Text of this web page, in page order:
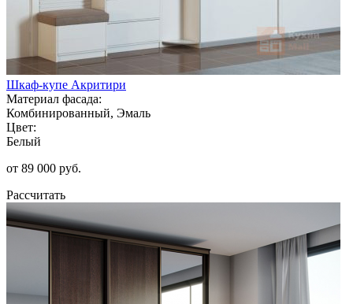
Шкаф-купе Акритири
Материал фасада:
Комбинированный, Эмаль
Цвет:
Белый
от 89 000 руб.
Рассчитать